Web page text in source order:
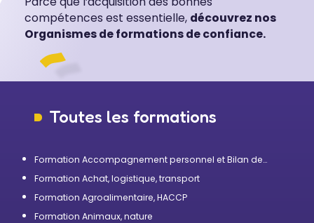
compétences est essentielle, découvrez nos
Organismes de formations de confiance.
Toutes les formations
Formation Accompagnement personnel et Bilan de
Formation Achat, logistique, transport
Formation Agroalimentaire, HACCP
Formation Animaux, nature